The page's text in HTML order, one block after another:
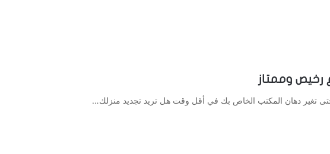
تغير دهان المكتب الخاص بك في أقل وقت هل تريد تجديد منزلك…